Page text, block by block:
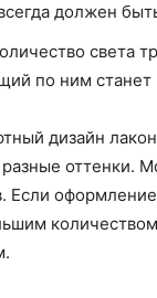
должен
света
по ним станет
дизайн
оттенки.
Если